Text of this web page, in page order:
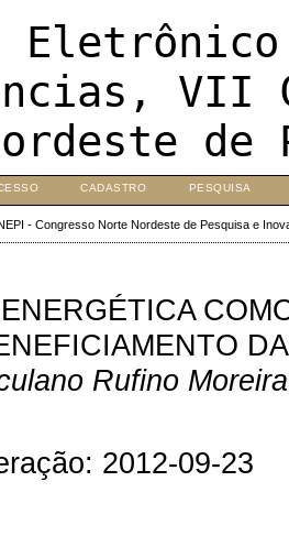
VII
de
CADASTRO PESQUISA
- Congresso Norte Nordeste de Pesquisa e
Rufino
2012-09-23